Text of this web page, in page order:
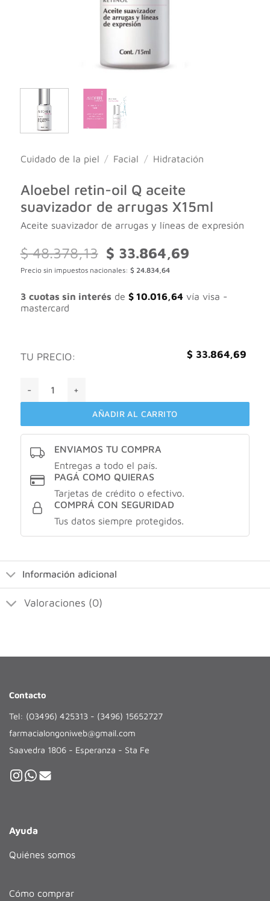
Cuidado de la piel / Facial / Hidratación
Aloebel retin-oil Q aceite
suavizador de arrugas X15ml
Aceite suavizador de arrugas y líneas de expresión
$48.378,13
El
precio
original
$ 48.378,13.
$ 33.864,69El
$ 33.864,69.
Precio sin impuestos nacionales: $ 24.834,64
3 cuotas sin interés de $10.016,64vía visa -
mastercard
TU PRECIO: $ 33.864,69
AÑADIR AL CARRITO
ENVIAMOS TU COMPRA
Entregas a todo el país.
PAGÁ COMO QUIERAS
Tarjetas de crédito o efectivo.
COMPRÁ CON SEGURIDAD
Tus datos siempre protegidos.
Información adicional
Valoraciones (0)
Contacto
Tel: (03496) 425313 - (3496) 15652727
farmacialongoniweb@gmail.com
Saavedra 1806 - Esperanza - Sta Fe
Ayuda
Quiénes somos
Cómo comprar